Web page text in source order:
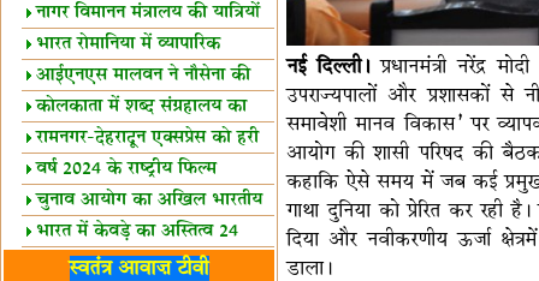
प्रेरणा'
नागर विमानन मंत्रालय की यात्रियों
को सलाह
भारत रोमानिया में व्यापारिक
साझेदारियां
आईएनएस मालवन ने नौसेना की
ताकत बढ़ाई
कोलकाता में शब्द संग्रहालय का
उद्घाटन
रामनगर-देहरादून एक्सप्रेस को हरी
झंडीवर्ष 2024 के राष्ट्रीय फिल्म
पुरस्कारों की घोषणा
चुनाव आयोग का अखिल भारतीय
मीडिया सम्मेलन
भारत में केवड़े का अस्तित्‍व 24
लाख वर्ष!
लखनऊ में 'एक राष्ट्र एक चुनाव'
स्वतंत्र आवाज़ टीवी
नई दिल्ली।प्रधानमंत्री नरेंद्र
उपराज्यपालों और प्रशासकों से
समावेशी मानव विकास’ पर
आयोग की शासी परिषद की बैठक
कहाकि ऐसे समय में जब कई प्रमुख
गाथा दुनिया को प्रेरित कर
दिया और नवीकरणीय ऊर्जा
डाला।